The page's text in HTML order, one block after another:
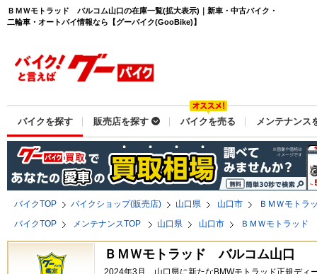
ＢＭＷモトラッド バルコム山口の在庫一覧(拡大表示)｜新車・中古バイク・
二輪車・オートバイ情報なら【グーバイク(GooBike)】
バイクを探す 販売店を探す バイクを売る メンテナンス
バイクTOP バイクショップ(販売店) 山口県 山口市
ＢＭＷモトラ
バイクTOP
メンテナンスTOP 山口県 山口市 ＢＭＷモトラッド
ＢＭＷモトラッド バルコム山口
2024年3月、山口県に新たなBMWモトラッド正規ディ